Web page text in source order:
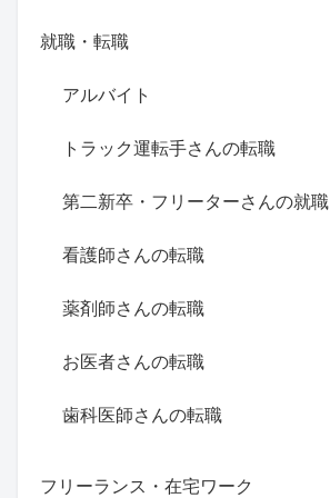
就職・転職
アルバイト
トラック運転手さんの転職
第二新卒・フリーターさんの就職
看護師さんの転職
薬剤師さんの転職
お医者さんの転職
歯科医師さんの転職
フリーランス・在宅ワーク